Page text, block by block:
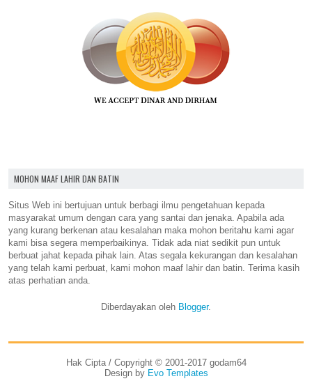
MOHON MAAF LAHIR DAN BATIN
Situs Web ini bertujuan untuk berbagi ilmu pengetahuan kepada
masyarakat umum dengan cara yang santai dan jenaka. Apabila ada
yang kurang berkenan atau kesalahan maka mohon beritahu kami agar
kami bisa segera memperbaikinya. Tidak ada niat sedikit pun untuk
berbuat jahat kepada pihak lain. Atas segala kekurangan dan kesalahan
yang telah kami perbuat, kami mohon maaf lahir dan batin. Terima kasih
atas perhatian anda.
Diberdayakan oleh Blogger.
Hak Cipta / Copyright © 2001-2017 godam64
Design by Evo Templates